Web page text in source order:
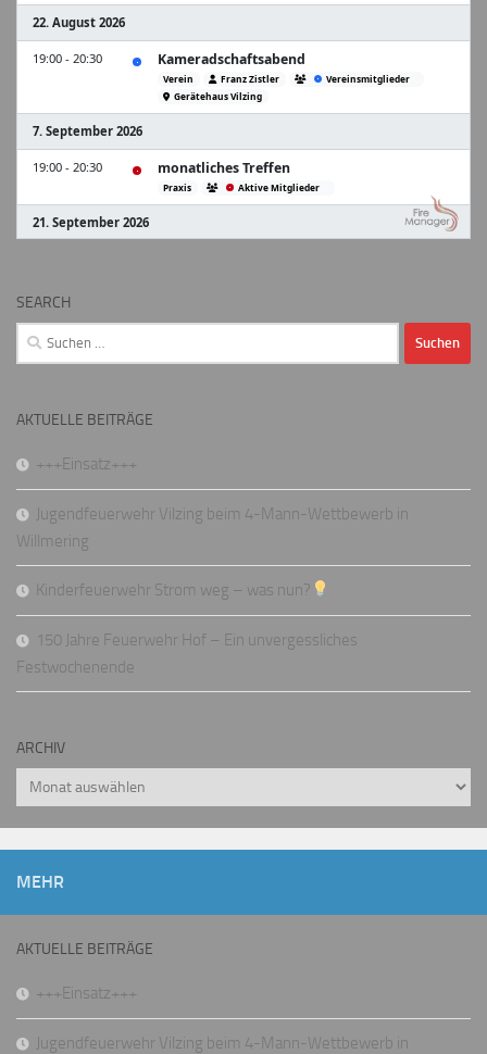
SEARCH
Suchen
nach:
AKTUELLE BEITRÄGE
+++Einsatz+++
Jugendfeuerwehr Vilzing beim 4-Mann-Wettbewerb in
Willmering
Kinderfeuerwehr Strom weg – was nun?
150 Jahre Feuerwehr Hof – Ein unvergessliches
Festwochenende
ARCHIV
Archiv
MEHR
AKTUELLE BEITRÄGE
+++Einsatz+++
Jugendfeuerwehr Vilzing beim 4-Mann-Wettbewerb in